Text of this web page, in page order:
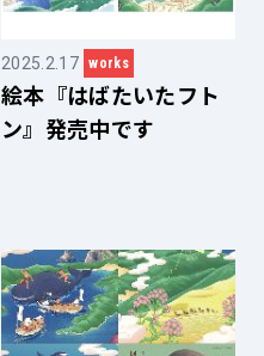
2025.2.17 works
絵本『はばたいたフト
ン』発売中です